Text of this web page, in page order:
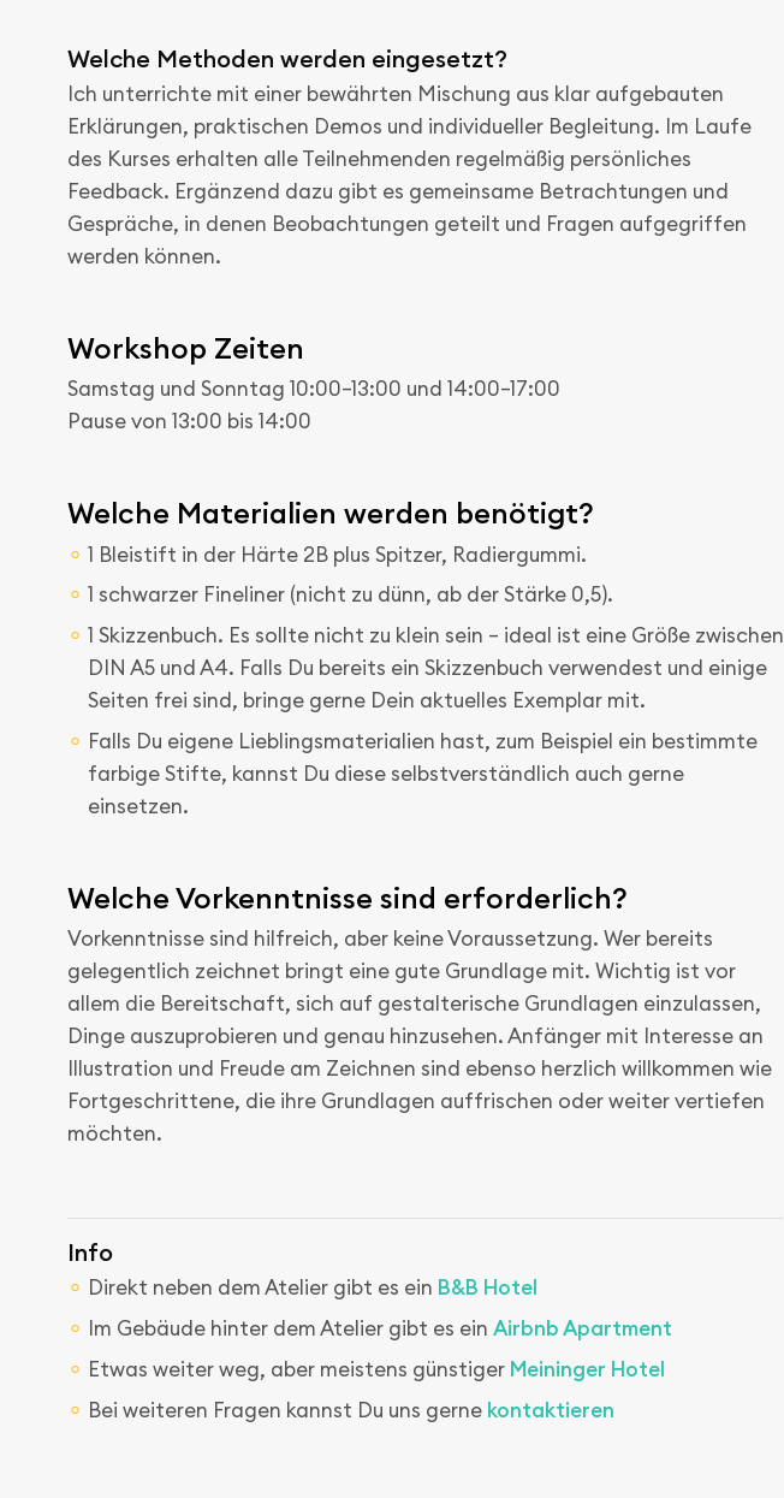
Welche Methoden werden eingesetzt?
Ich unterrichte mit einer bewährten Mischung aus klar aufgebauten
Erklärungen, praktischen Demos und individueller Begleitung. Im Laufe
des Kurses erhalten alle Teilnehmenden regelmäßig persönliches
Feedback. Ergänzend dazu gibt es gemeinsame Betrachtungen und
Gespräche, in denen Beobachtungen geteilt und Fragen aufgegriffen
werden können.
Workshop Zeiten
Samstag und Sonntag 10:00–13:00 und 14:00–17:00
Pause von 13:00 bis 14:00
Welche Materialien werden benötigt?
1 Bleistift in der Härte 2B plus Spitzer, Radiergummi.
1 schwarzer Fineliner (nicht zu dünn, ab der Stärke 0,5).
1 Skizzenbuch. Es sollte nicht zu klein sein – ideal ist eine Größe zwischen
DIN A5 und A4. Falls Du bereits ein Skizzenbuch verwendest und einige
Seiten frei sind, bringe gerne Dein aktuelles Exemplar mit.
Falls Du eigene Lieblingsmaterialien hast, zum Beispiel ein bestimmte
farbige Stifte, kannst Du diese selbstverständlich auch gerne
einsetzen.
Welche Vorkenntnisse sind erforderlich?
Vorkenntnisse sind hilfreich, aber keine Voraussetzung. Wer bereits
gelegentlich zeichnet bringt eine gute Grundlage mit. Wichtig ist vor
allem die Bereitschaft, sich auf gestalterische Grundlagen einzulassen,
Dinge auszuprobieren und genau hinzusehen. Anfänger mit Interesse an
Illustration und Freude am Zeichnen sind ebenso herzlich willkommen wie
Fortgeschrittene, die ihre Grundlagen auffrischen oder weiter vertiefen
möchten.
Info
Direkt neben dem Atelier gibt es ein B&B Hotel
Im Gebäude hinter dem Atelier gibt es ein Airbnb Apartment
Etwas weiter weg, aber meistens günstiger Meininger Hotel
Bei weiteren Fragen kannst Du uns gerne kontaktieren